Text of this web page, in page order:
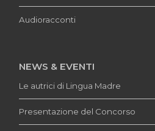
Audioracconti
NEWS & EVENTI
Le autrici di Lingua Madre
Presentazione del Concorso